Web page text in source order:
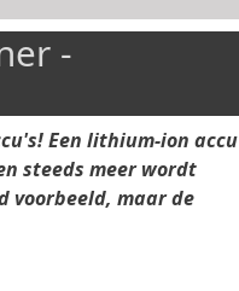
-
Een lithium-ion accu
steeds meer wordt
voorbeeld, maar de